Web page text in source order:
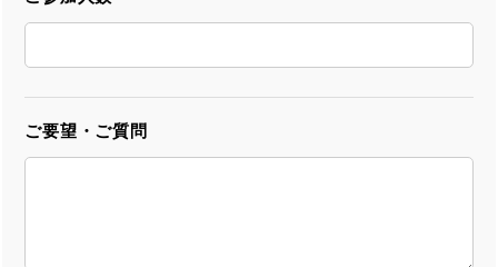
ご要望・ご質問